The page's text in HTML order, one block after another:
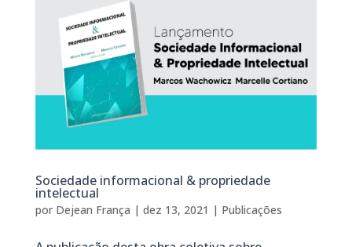
Sociedade informacional & propriedade
intelectual
por Dejean França | dez 13, 2021 | Publicações